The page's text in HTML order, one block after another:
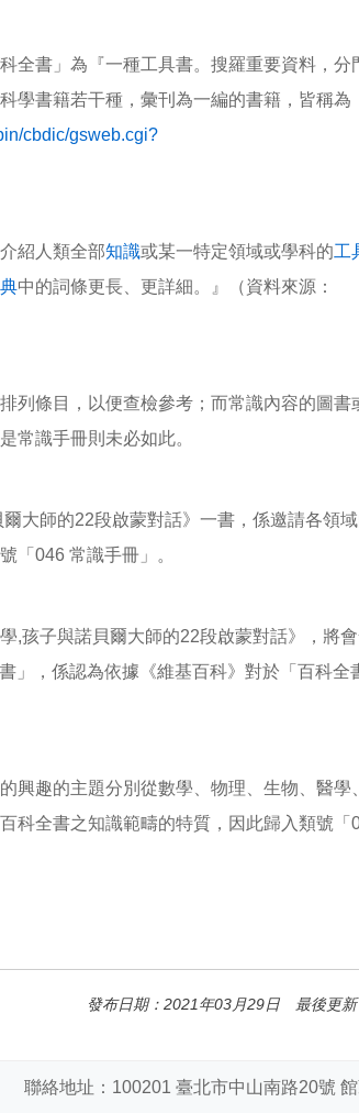
全書」為『一種工具書。搜羅重要資料，分
學書籍若干種，彙刊為一編的書籍，皆稱為
cbdic/gsweb.cgi?
紹人類全部知識或某一特定領域或學科的工
中的詞條更長、更詳細。』（資料來源：
列條目，以便查檢參考；而常識內容的圖書
常識手冊則未必如此。
大師的22段啟蒙對話》一書，係邀請各領
「046 常識手冊」。
,孩子與諾貝爾大師的22段啟蒙對話》，將
」，係認為依據《維基百科》對於「百科全
興趣的主題分別從數學、物理、生物、醫學
科全書之知識範疇的特質，因此歸入類號「
發布日期：2021年03月29日 最後更
聯絡地址：100201 臺北市中山南路20號